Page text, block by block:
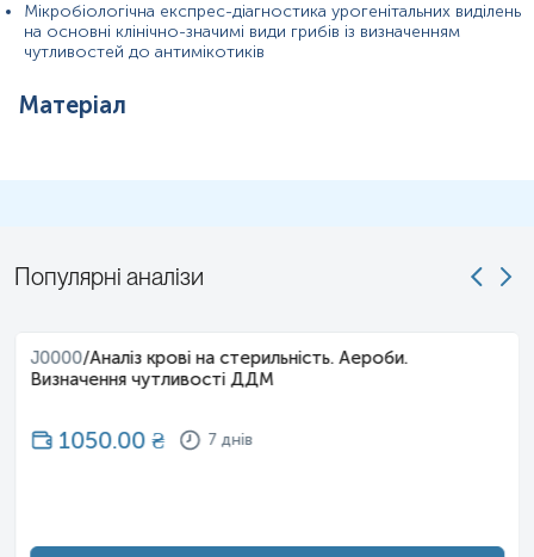
Мікробіологічна експрес-діагностика урогенітальних виділень
на основні клінічно-значимі види грибів із визначенням
чутливостей до антимікотиків
Матеріал
Популярні аналізи
J0000/Аналіз крові на стерильність. Аероби.
Визначення чутливості ДДМ
1050.00₴ 7 днів